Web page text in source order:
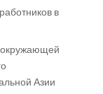
в
Азии